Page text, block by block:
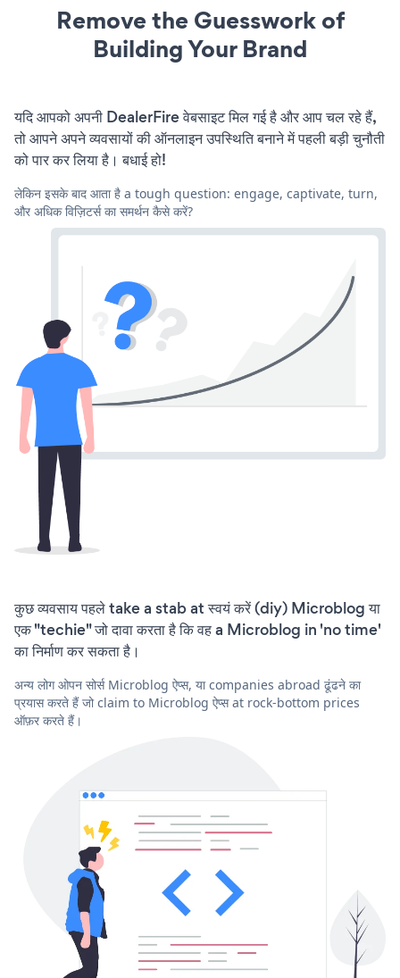
Remove the Guesswork of
Building Your Brand
यदि आपको अपनी DealerFire वेबसाइट मिल गई है और आप चल रहे हैं,
तो आपने अपने व्यवसायों की ऑनलाइन उपस्थिति बनाने में पहली बड़ी चुनौती
को पार कर लिया है। बधाई हो!
लेकिन इसके बाद आता है a tough question: engage, captivate, turn,
और अधिक विज़िटर्स का समर्थन कैसे करें?
कुछ व्यवसाय पहले take a stab at स्वयं करें (diy) Microblog या
एक "techie" जो दावा करता है कि वह a Microblog in 'no time'
का निर्माण कर सकता है।
अन्य लोग ओपन सोर्स Microblog ऐप्स, या companies abroad ढूंढने का
प्रयास करते हैं जो claim to Microblog ऐप्स at rock-bottom prices
ऑफ़र करते हैं।